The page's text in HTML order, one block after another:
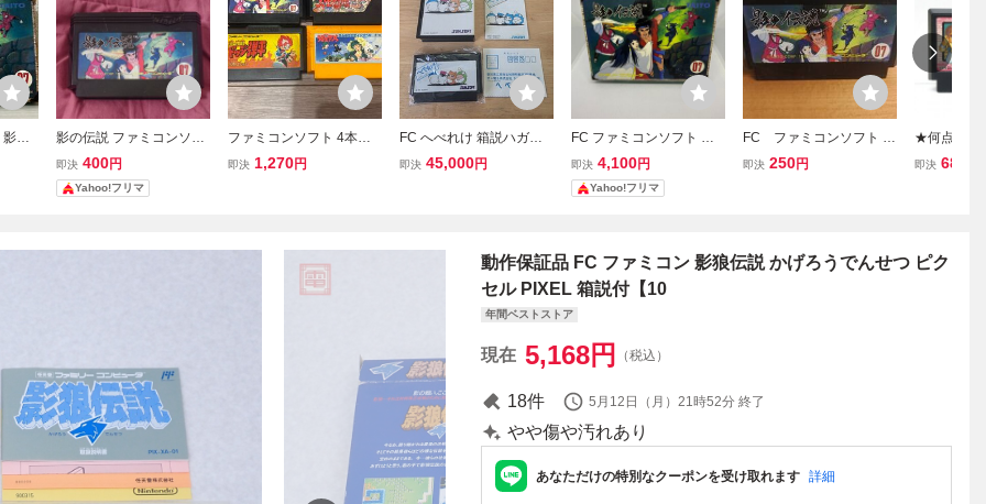
の
影の伝説 ファミコンソフ
ト タイトー FC カセット
即決 400円
Yahoo!フリマ
ファミコンソフト 4本セ
ット 影の伝説 人生劇場3
即決 1,270円
FC へべれけ 箱説ハガキ
ファミコン 激レア コレク
即決 45,000円
FC ファミコンソフト 影
の伝説 TAITO 箱説付
即決 4,100円
Yahoo!フリマ
FC ファミコンソフト 影
の伝説 kmg
即決 250円
★何点でも
★ 熱血格闘
即決 680
動作保証品 FC ファミコン 影狼伝説 かげろうでんせつ ピク
セル PIXEL 箱説付【10
年間ベストストア
現在 5,168円 （税込）
18件 5月12日（月）21時52分 終了
やや傷や汚れあり
あなただけの特別なクーポンを受け取れます 詳細